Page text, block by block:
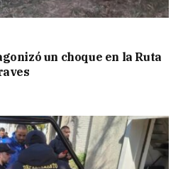
un choque en la Ruta